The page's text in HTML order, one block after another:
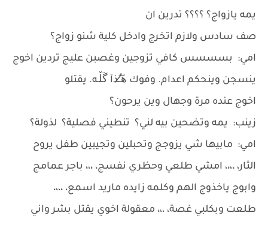
يمه يازواج؟ ؟؟؟؟ تدرين ان
صف سادس ولازم اتخرج وادخل كلية شنو زواج؟
امي: بسسسس كافي تزوجين وغصبن عليج تردين اخوج
ينسجن وينحكم اعدام. وفوك ه̷̷َـَْـُذآ ڱڵـه. يقتلو
اخوج عنده مرة وجهال وين يرحون؟
زينب: يمه وتضحين بيه لني؟ تنطيني فصلية؟ لذولة؟
امي: مابيها شي يزوجج وتحبلين وتجيبين طفل يروح
الثار، ،،،، امشي طلعي وحظري نفسج، ،،، باجر عمامج
وابوج ياخذوج الهم وكلمه زايده ماريد اسمع، ،،،،
طلعت وبكلبي غصة، ،،، معقولة اخوي يقتل بشر واني